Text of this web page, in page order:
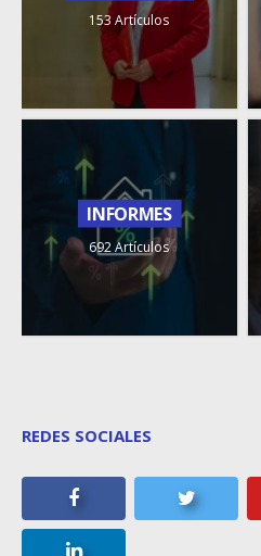
153 Artículos
INFORMES
692 Artículos
REDES SOCIALES